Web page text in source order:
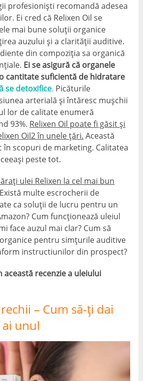
profesioniști recomandă adesea
Ei cred că Relixen Oil se
mai bune soluții organice
auzului și a clarității auditive.
din compoziția sa organică
Ei se asigură că organele
cantitate suficientă de hidratare
se detoxifice. Picăturile
arterială și întăresc mușchii
lor de calitate enumeră
93%. Relixen Oil poate fi găsit și
Oil2 în unele țări. Această
în scopuri de marketing. Calitatea
peste tot.
ulei Relixen la cel mai bun
Există multe escrocherii de
ca soluții de lucru pentru un
Cum funcționează uleiul
face auzul mai clar? Cum să
pentru simțurile auditive
instructiunilor din prospect?
această recenzie a uleiului
– Cum să-ți dai
ai unul